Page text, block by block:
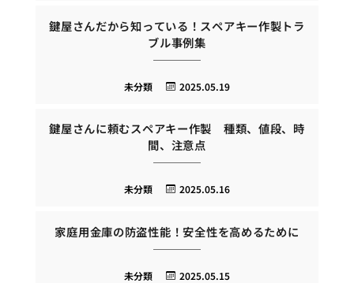
鍵屋さんだから知っている！スペアキー作製トラ
ブル事例集
2025.05.19
未分類
鍵屋さんに頼むスペアキー作製 種類、値段、時
間、注意点
2025.05.16
未分類
家庭用金庫の防盗性能！安全性を高めるために
2025.05.15
未分類